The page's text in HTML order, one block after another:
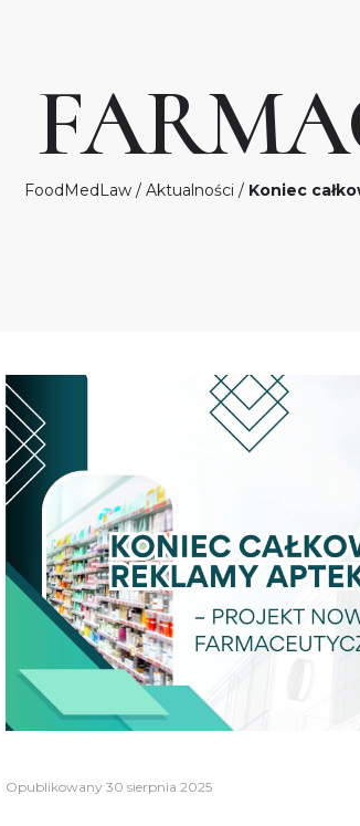
FoodMedLaw/ Aktualności / Koniec
Opublikowany 30 sierpnia 2025